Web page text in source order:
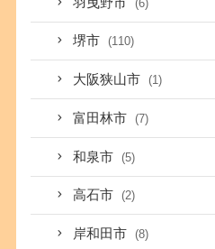
(6)
堺市 (110)
大阪狭山市 (1)
富田林市 (7)
和泉市 (5)
高石市 (2)
岸和田市 (8)